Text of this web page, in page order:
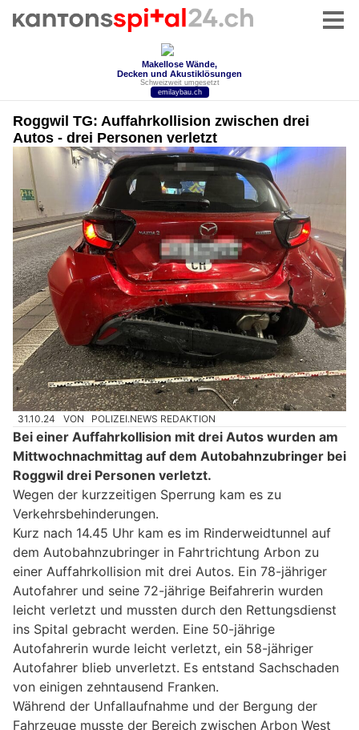
Roggwil TG: Auffahrkollision zwischen drei
Autos - drei Personen verletzt
31.10.24 VON POLIZEI.NEWS REDAKTION
Bei einer Auffahrkollision mit drei Autos wurden am
Mittwochnachmittag auf dem Autobahnzubringer bei
Roggwil drei Personen verletzt.
Wegen der kurzzeitigen Sperrung kam es zu
Verkehrsbehinderungen.
Kurz nach 14.45 Uhr kam es im Rinderweidtunnel auf
dem Autobahnzubringer in Fahrtrichtung Arbon zu
einer Auffahrkollision mit drei Autos. Ein 78-jähriger
Autofahrer und seine 72-jährige Beifahrerin wurden
leicht verletzt und mussten durch den Rettungsdienst
ins Spital gebracht werden. Eine 50-jährige
Autofahrerin wurde leicht verletzt, ein 58-jähriger
Autofahrer blieb unverletzt. Es entstand Sachschaden
von einigen zehntausend Franken.
Während der Unfallaufnahme und der Bergung der
Fahrzeuge musste der Bereich zwischen Arbon West